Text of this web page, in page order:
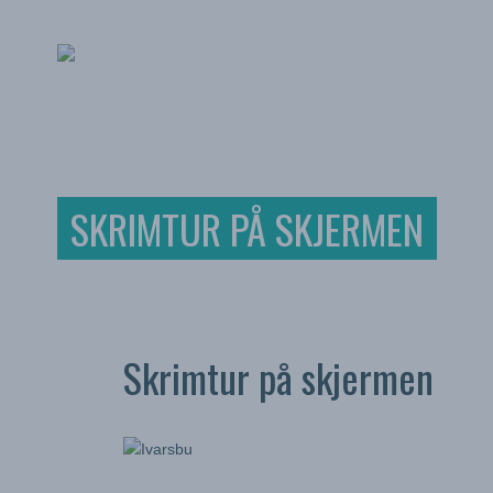
SKRIMTUR PÅ SKJERMEN
Skrimtur på skjermen